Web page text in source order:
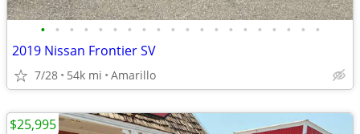
• • • • • • • • • • • • • • • • • • • •
2019 Nissan Frontier SV
7/28 54k mi Amarillo
$25,995